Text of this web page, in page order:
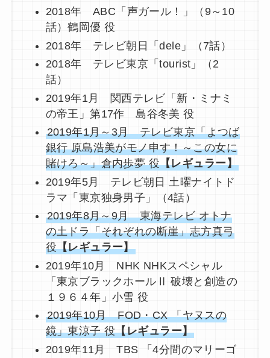
2018年 ABC「声ガール！」（9～10
話）鶴岡優 役
2018年 テレビ朝日「dele」（7話）
2018年 テレビ東京「tourist」（2
話）
2019年1月 関西テレビ「新・ミナミ
の帝王」第17作 島谷冬美 役
2019年1月～3月 テレビ東京「よつば
銀行 原島浩美がモノ申す！～この女に
賭けろ～」倉内歩夢 役【レギュラー】
2019年5月 テレビ朝日 土曜ナイトド
ラマ「東京独身男子」（4話）
2019年8月～9月 東海テレビ オトナ
の土ドラ「それぞれの断崖」志方真弓
役【レギュラー】
2019年10月 NHK NHKスペシャル
「東京ブラックホールⅡ 破壊と創造の
１９６４年」小雪 役
2019年10月 FOD・CX 「ヤヌスの
鏡」東涼子 役【レギュラー】
2019年11月 TBS 「4分間のマリーゴ